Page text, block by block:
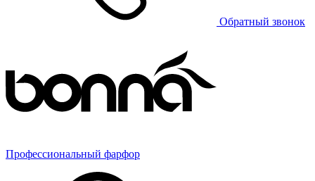
Обратный звонок
Профессиональный фарфор